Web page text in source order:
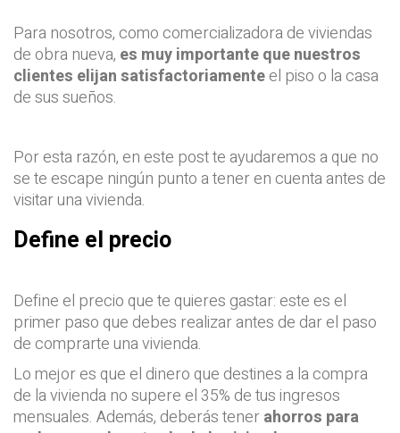
Para nosotros, como comercializadora de viviendas
de obra nueva, es muy importante que nuestros
clientes elijan satisfactoriamenteel piso o la casa
de sus sueños.
Por esta razón, en este post te ayudaremos a que no
se te escape ningún punto a tener en cuenta antes de
visitar una vivienda.
Define el precio
Define el precio que te quieres gastar: este es el
primer paso que debes realizar antes de dar el paso
de comprarte una vivienda.
Lo mejor es que el dinero que destines a la compra
de la vivienda no supere el 35% de tus ingresos
mensuales. Además, deberás tenerahorros para